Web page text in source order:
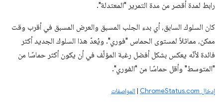
رابط لمدة أقصر من مدة التمرير "المعتدلة".
كان السلوك السابق، أي بدء الجلب المسبق والعرض المسبق في أقرب وقت
ممكن، مماثلاً لمستوى الحماس "فوري". ويُعدّ هذا السلوك الجديد أكثر
فائدة لأنّه يعكس بشكل أفضل رغبة المؤلّف في أن يكون أكثر حماسًا من
"المتوسط" وأقل حماسًا من "الفوري".
إدخال ChromeStatus.com |المواصفات